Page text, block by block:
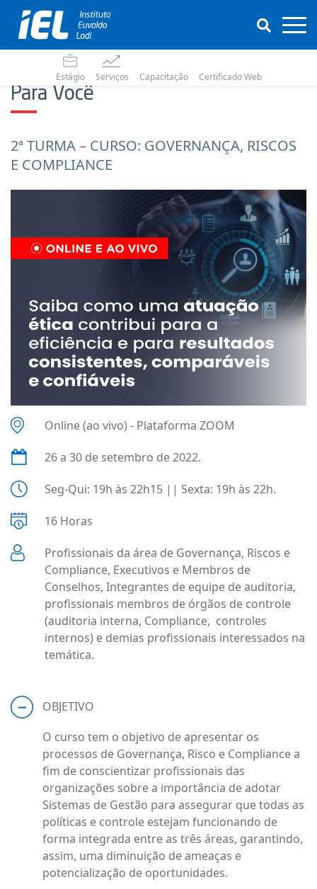
Estágio Serviços Capacitação Certificado Web
Para Você
2ª TURMA – CURSO: GOVERNANÇA, RISCOS
E COMPLIANCE
Online (ao vivo) - Plataforma ZOOM
26 a 30 de setembro de 2022.
Seg-Qui: 19h às 22h15 || Sexta: 19h às 22h.
16 Horas
Profissionais da área de Governança, Riscos e
Compliance, Executivos e Membros de
Conselhos, Integrantes de equipe de auditoria,
profissionais membros de órgãos de controle
(auditoria interna, Compliance, controles
internos) e demias profissionais interessados na
temática.
OBJETIVO
O curso tem o objetivo de apresentar os
processos de Governança, Risco e Compliance a
fim de conscientizar profissionais das
organizações sobre a importância de adotar
Sistemas de Gestão para assegurar que todas as
políticas e controle estejam funcionando de
forma integrada entre as três áreas, garantindo,
assim, uma diminuição de ameaças e
potencialização de oportunidades.